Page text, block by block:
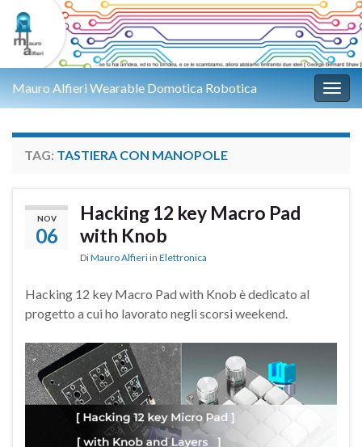
Mauro Alfieri Wearable Domotica Robotica
TAG: TASTIERA CON MANOPOLE
NOV
06
Hacking 12 key Macro Pad
with Knob
DiMauro Alfieri in Elettronica
Hacking 12 key Macro Pad with Knob è dedicato al
progetto a cui ho lavorato negli scorsi weekend.